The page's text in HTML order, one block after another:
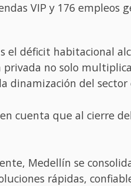
VIP y 176 empleos
déficit habitacional
no solo
dinamización del
cuenta que al cierre
Medellín se
rápidas,